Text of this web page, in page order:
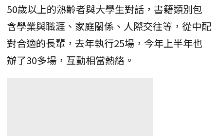
50歲以上的熟齡者與大學生對話，書籍類別包
含學業與職涯、家庭關係、人際交往等，從中配
對合適的長輩，去年執行25場，今年上半年也
辦了30多場，互動相當熱絡。